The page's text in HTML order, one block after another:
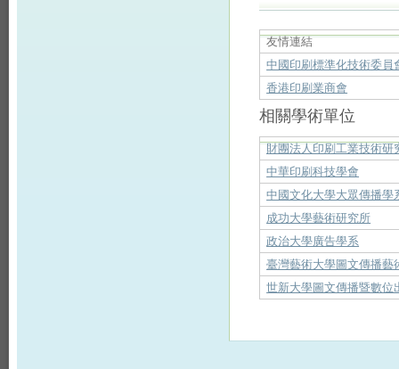
友情連結
中國印刷標準化技術委員
香港印刷業商會
相關學術單位
財團法人印刷工業技術研
中華印刷科技學會
中國文化大學大眾傳播學
成功大學藝術研究所
政治大學廣告學系
臺灣藝術大學圖文傳播藝
世新大學圖文傳播暨數位